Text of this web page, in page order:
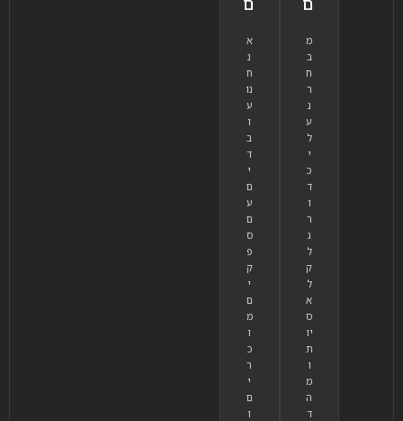
מ
ב
ח
ר
נ
ע
ל
י
כ
ד
ו
ר
ג
ל
ק
ל
א
ס
יו
ת
ו
מ
ה
ד
א
נ
ח
נו
ע
ו
ב
ד
י
ם
ע
ם
ס
פ
ק
י
ם
מ
ו
כ
ר
י
ם
ו